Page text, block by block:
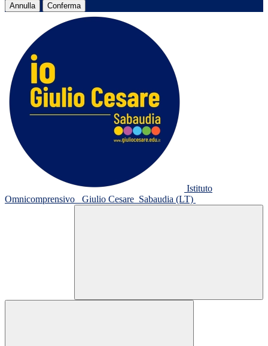
Annulla Conferma
Istituto
Omnicomprensivo
Giulio Cesare Sabaudia (LT)